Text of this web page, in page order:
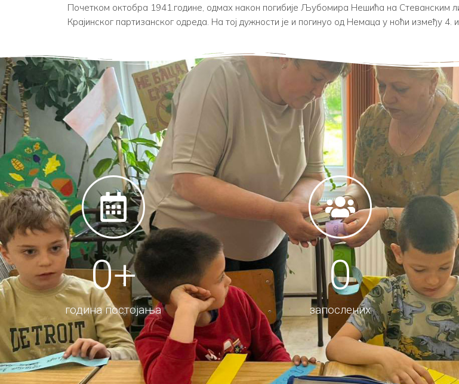
Почетком октобра 1941.године, одмах након погибије Љубомира Нешића на Стеванским
Крајинског партизанског одреда. На тој дужности је и погинуо од Немаца у ноћи између 4.
годинa постојања
0+
запослених
0